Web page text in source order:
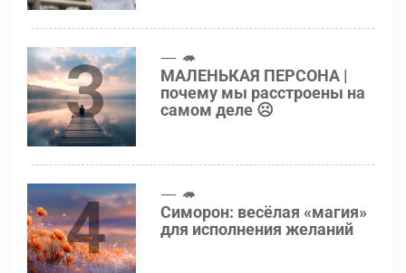
3 🦔
МАЛЕНЬКАЯ ПЕРСОНА |
почему мы расстроены на
самом деле ☹️
4 🦔
Симорон: весёлая «магия»
для исполнения желаний